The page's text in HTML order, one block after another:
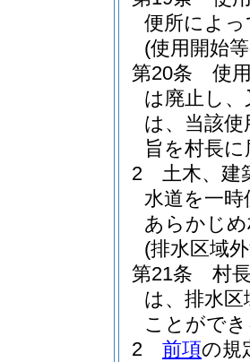
便所によ
(使用開始
第20条
使
は廃止し
は、当該
旨を村長
2
土木、建
水道を一
あらかじ
(排水区域
第21条
村
は、排水
ことがで
2
前項の規